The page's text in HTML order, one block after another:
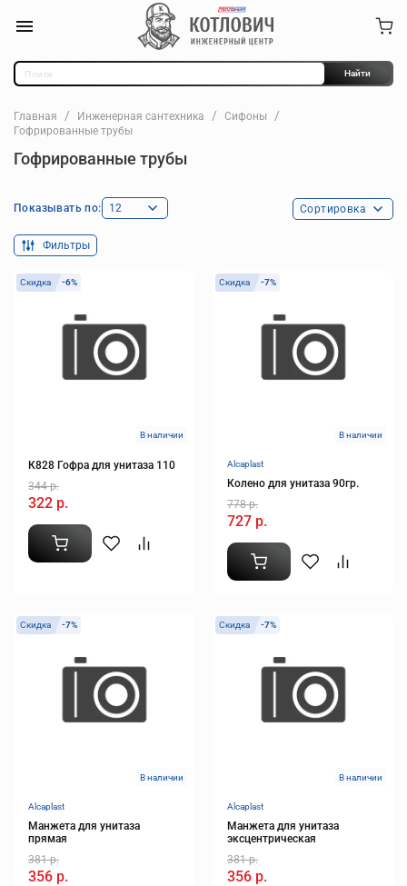
Найти
Главная Инженерная сантехника
Сифоны
Гофрированные трубы
Гофрированные трубы
Показывать по:
Фильтры
Скидка -6%
В наличии
К828 Гофра для унитаза 110
344 р.
322 р.
Скидка -7%
В наличии
Alcaplast
Колено для унитаза 90гр.
778 р.
727 р.
Скидка -7%
В наличии
Alcaplast
Манжета для унитаза
прямая
381 р.
356 р.
Скидка -7%
В наличии
Alcaplast
Манжета для унитаза
эксцентрическая
381 р.
356 р.